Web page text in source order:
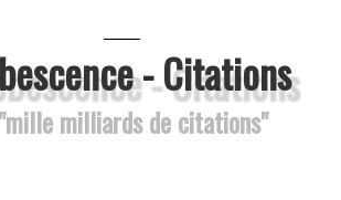
- Citations
"mille milliards de citations"